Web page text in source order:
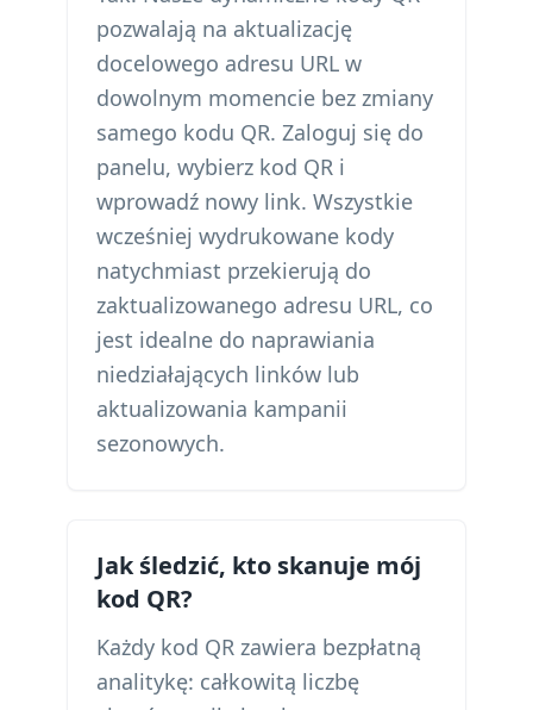
pozwalają na aktualizację
docelowego adresu URL w
dowolnym momencie bez zmiany
samego kodu QR. Zaloguj się do
panelu, wybierz kod QR i
wprowadź nowy link. Wszystkie
wcześniej wydrukowane kody
natychmiast przekierują do
zaktualizowanego adresu URL, co
jest idealne do naprawiania
niedziałających linków lub
aktualizowania kampanii
sezonowych.
Jak śledzić, kto skanuje mój
kod QR?
Każdy kod QR zawiera bezpłatną
analitykę: całkowitą liczbę